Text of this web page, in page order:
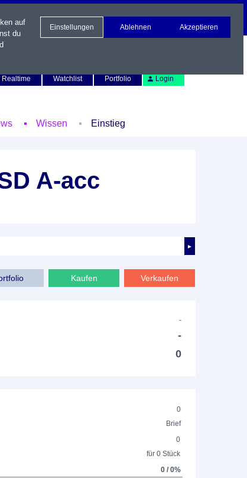
Realtime
Watchlist Portfolio Login
Wissen Einstieg
A-acc
►
Kaufen Verkaufen
-
-
0
0
Brief
0
für 0 Stück
0 / 0%
auf
du
Einstellungen Ablehnen Akzeptieren